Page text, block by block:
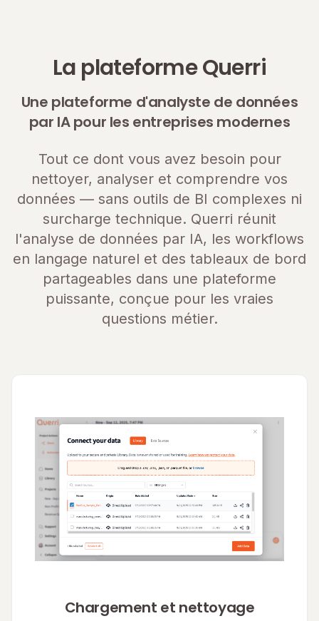
La plateforme Querri
Une plateforme d'analyste de données
par IA pour les entreprises modernes
Tout ce dont vous avez besoin pour
nettoyer, analyser et comprendre vos
données — sans outils de BI complexes ni
surcharge technique. Querri réunit
l'analyse de données par IA, les workflows
en langage naturel et des tableaux de bord
partageables dans une plateforme
puissante, conçue pour les vraies
questions métier.
Chargement et nettoyage